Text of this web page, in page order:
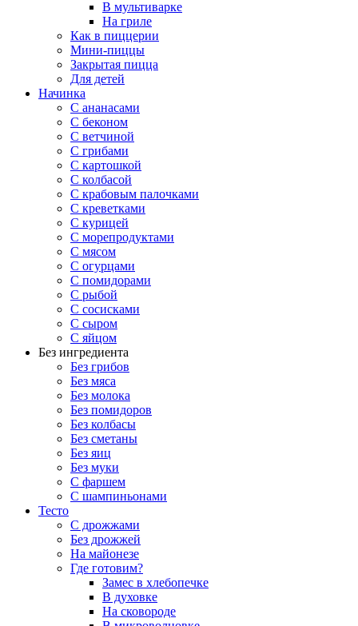
В мультиварке
На гриле
Как в пиццерии
Мини-пиццы
Закрытая пицца
Для детей
Начинка
С ананасами
С беконом
С ветчиной
С грибами
С картошкой
С колбасой
С крабовым палочками
С креветками
С курицей
С морепродуктами
С мясом
С огурцами
С помидорами
С рыбой
С сосисками
С сыром
С яйцом
Без ингредиента
Без грибов
Без мяса
Без молока
Без помидоров
Без колбасы
Без сметаны
Без яиц
Без муки
С фаршем
С шампиньонами
Тесто
С дрожжами
Без дрожжей
На майонезе
Где готовим?
Замес в хлебопечке
В духовке
На сковороде